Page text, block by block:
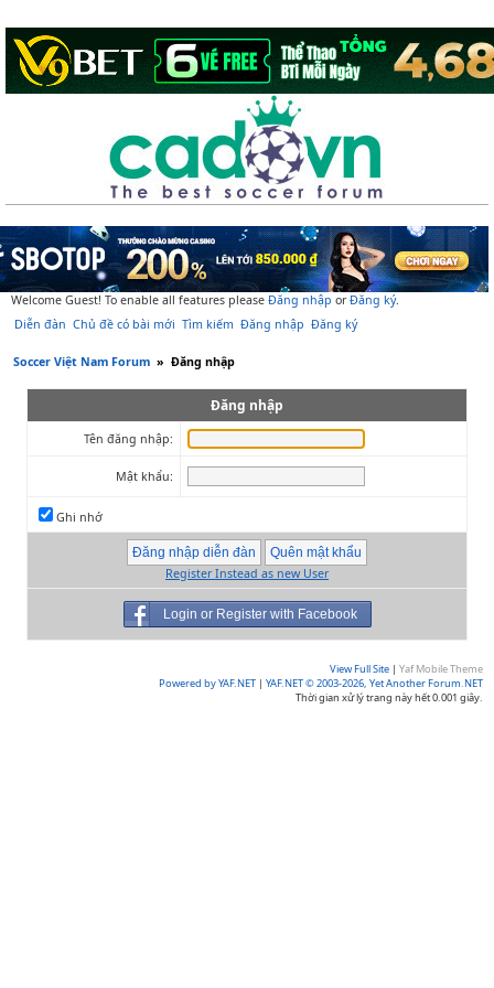
Welcome Guest! To enable all features please Đăng nhập orĐăng ký.
Diễn đàn Chủ đề có bài mới Tìm kiếm Đăng nhập Đăng ký
Soccer Việt Nam Forum » Đăng nhập
Đăng nhập
Tên đăng nhập:
Mật khẩu:
Ghi nhớ
Register Instead as new User
Login or Register with Facebook
View Full Site | Yaf Mobile Theme
Powered by YAF.NET | YAF.NET © 2003-2026, Yet Another Forum.NET
Thời gian xử lý trang này hết 0.001 giây.